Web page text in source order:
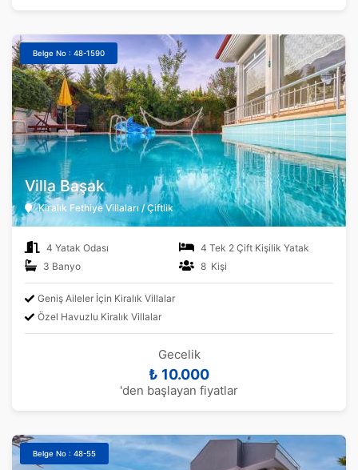
Belge No : 48-1590
Villa Başak
Kiralık Fethiye Villaları / Çiftlik
4 Yatak Odası
4 Tek 2 Çift Kişilik Yatak
3 Banyo
8 Kişi
Geniş Aileler İçin Kiralık Villalar
Özel Havuzlu Kiralık Villalar
Gecelik
₺ 10.000
'den başlayan fiyatlar
Belge No : 48-55